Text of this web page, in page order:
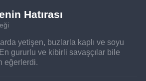
Hatırası
yetişen, buzlarla kaplı ve soyu
gururlu ve kibirli savaşçılar bile
eğerlerdi.